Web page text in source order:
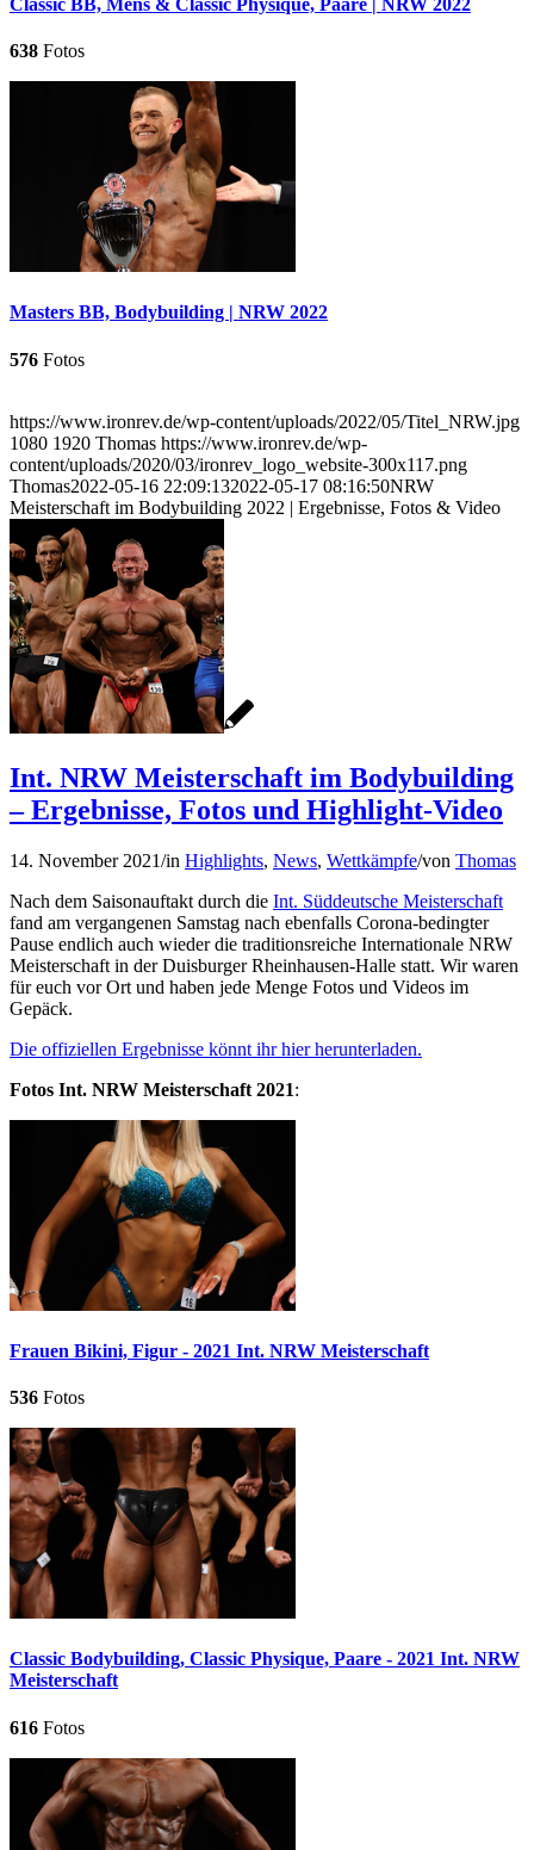
Classic BB, Mens & Classic Physique, Paare | NRW 2022
638 Fotos
Masters BB, Bodybuilding | NRW 2022
576 Fotos
https://www.ironrev.de/wp-content/uploads/2022/05/Titel_NRW.jpg
1080 1920 Thomas https://www.ironrev.de/wp-
content/uploads/2020/03/ironrev_logo_website-300x117.png
Thomas2022-05-16 22:09:132022-05-17 08:16:50NRW
Meisterschaft im Bodybuilding 2022 | Ergebnisse, Fotos & Video
Int. NRW Meisterschaft im Bodybuilding
– Ergebnisse, Fotos und Highlight-Video
14. November 2021/in Highlights, News, Wettkämpfe/von Thomas
Nach dem Saisonauftakt durch die Int. Süddeutsche Meisterschaft
fand am vergangenen Samstag nach ebenfalls Corona-bedingter
Pause endlich auch wieder die traditionsreiche Internationale NRW
Meisterschaft in der Duisburger Rheinhausen-Halle statt. Wir waren
für euch vor Ort und haben jede Menge Fotos und Videos im
Gepäck.
Die offiziellen Ergebnisse könnt ihr hier herunterladen.
Fotos Int. NRW Meisterschaft 2021:
Frauen Bikini, Figur - 2021 Int. NRW Meisterschaft
536 Fotos
Classic Bodybuilding, Classic Physique, Paare - 2021 Int. NRW
Meisterschaft
616 Fotos